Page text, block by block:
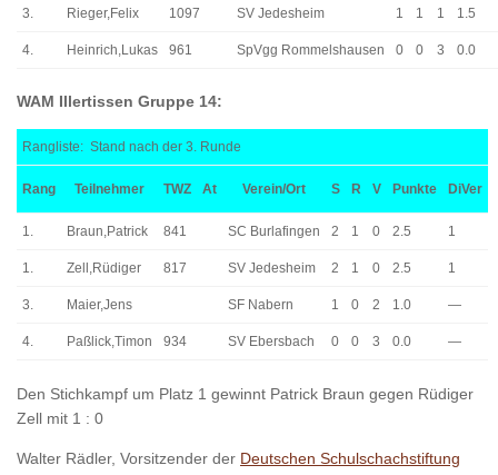
3. Rieger,Felix 1097 SV Jedesheim 1 1 1 1.5
4. Heinrich,Lukas 961 SpVgg Rommelshausen 0 0 3 0.0
WAM Illertissen Gruppe 14:
Rangliste: Stand nach der 3. Runde
Rang Teilnehmer TWZ At Verein/Ort S R V Punkte DiVer
1. Braun,Patrick 841 SC Burlafingen 2 1 0 2.5 1
1. Zell,Rüdiger 817 SV Jedesheim 2 1 0 2.5 1
3. Maier,Jens SF Nabern 1 0 2 1.0 —
4. Paßlick,Timon 934 SV Ebersbach 0 0 3 0.0 —
Den Stichkampf um Platz 1 gewinnt Patrick Braun gegen Rüdiger
Zell mit 1 : 0
Walter Rädler, Vorsitzender der Deutschen Schulschachstiftung